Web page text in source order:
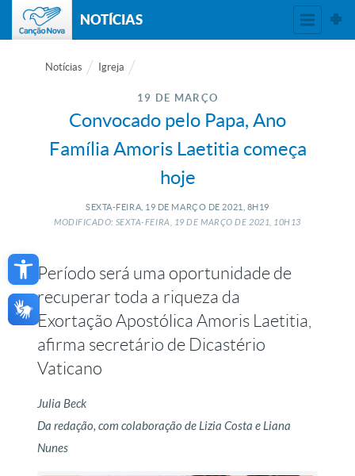
Open toolbar
NOTÍCIAS
Notícias Igreja
19 DE MARÇO
Convocado pelo Papa, Ano
Família Amoris Laetitia começa
hoje
SEXTA-FEIRA, 19 DE MARÇO DE 2021, 8H19
MODIFICADO: SEXTA-FEIRA, 19DEMARÇO DE 2021, 10H13
Período será uma oportunidade de
recuperar toda a riqueza da
Exortação Apostólica Amoris Laetitia,
afirma secretário de Dicastério
Vaticano
Julia Beck
Da redação, com colaboração de Lizia Costa e Liana
Nunes